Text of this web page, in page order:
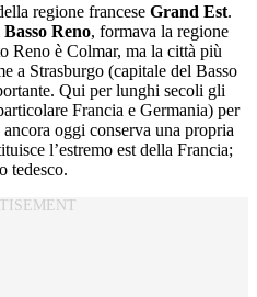
regione francese Grand Est.
Basso Reno, formava la regione
Reno è Colmar, ma la città più
a Strasburgo (capitale del Basso
Qui per lunghi secoli gli
Francia e Germania) per
oggi conserva una propria
l’estremo est della Francia;
tedesco.